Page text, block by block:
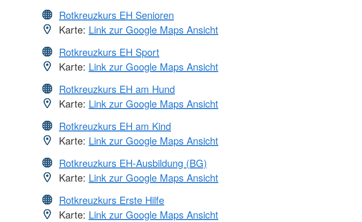
Rotkreuzkurs EH Senioren
Karte: Link zur Google Maps Ansicht
Rotkreuzkurs EH Sport
Karte: Link zur Google Maps Ansicht
Rotkreuzkurs EH am Hund
Karte: Link zur Google Maps Ansicht
Rotkreuzkurs EH am Kind
Karte: Link zur Google Maps Ansicht
Rotkreuzkurs EH-Ausbildung (BG)
Karte: Link zur Google Maps Ansicht
Rotkreuzkurs Erste Hilfe
Karte: Link zur Google Maps Ansicht